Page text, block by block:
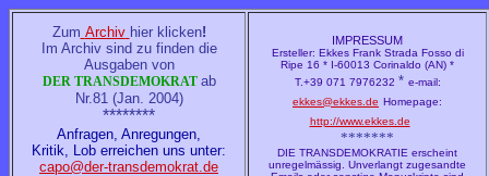
Zum Archiv hier klicken!
Im Archiv sind zu finden die
Ausgaben von
DER TRANSDEMOKRAT ab
Nr.81 (Jan. 2004)
********
Anfragen, Anregungen,
Kritik, Lob erreichen uns unter:
capo@der-transdemokrat.de
IMPRESSUM
Ersteller: Ekkes Frank Strada Fosso di
Ripe 16 * I-60013 Corinaldo (AN) *
T.+39 071 7976232 * e-mail:
ekkes@ekkes.de Homepage:
http://www.ekkes.de
*******
DIE TRANSDEMOKRATIE erscheint
unregelmässig. Unverlangt zugesandte